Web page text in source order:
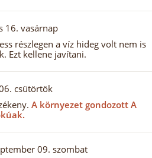
16. vasárnap
részlegen a víz hideg volt nem is
Ezt kellene javítani.
csütörtök
A környezet gondozott A
09. szombat